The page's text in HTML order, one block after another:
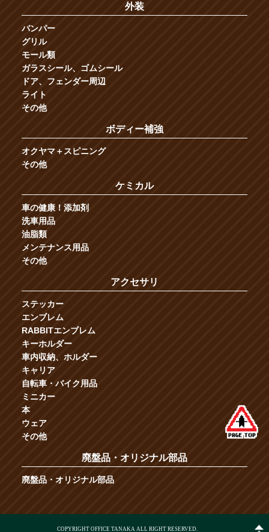
外装
バンパー
グリル
モール類
ガラスシール、ゴムシール
ドア、フェンダー周辺
ライト
その他
ボディー補強
オクヤマ＋スピニング
その他
ケミカル
車の健康！添加剤
洗車用品
油脂類
メンテナンス用品
その他
アクセサリ
ステッカー
エンブレム
RABBITエンブレム
キーホルダー
車内収納、ホルダー
キャリア
自転車・バイク用品
ミニカー
本
ウェア
その他
廃盤品・オリジナル部品
廃盤品・オリジナル部品
COPYRIGHT OFFICE TANAKA ALL RIGHT RESERVED.